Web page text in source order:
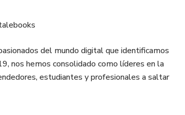
del mundo digital que identificamos
nos hemos consolidado como líderes en la
estudiantes y profesionales a saltar